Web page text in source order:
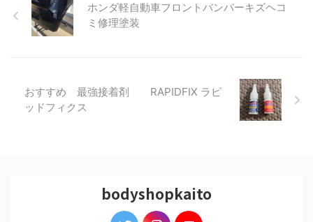
ホンダ軽自動車フロントバンパーキズヘコ
ミ修理塗装
おすすめ 最強接着剤 RAPIDFIX ラピ
ッドフィクス
bodyshopkaito